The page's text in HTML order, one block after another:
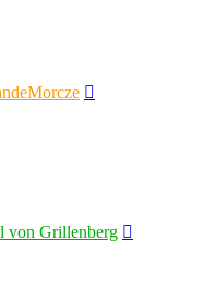
von Grillenberg